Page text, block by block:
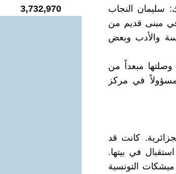
سليمان النجاب
في مبنى قديم من
والأدب وبعض
في بيروت، حينما وصلتها مبعداً من
في مركز
كانت قد
في بيتها.
التونسية
3,732,970